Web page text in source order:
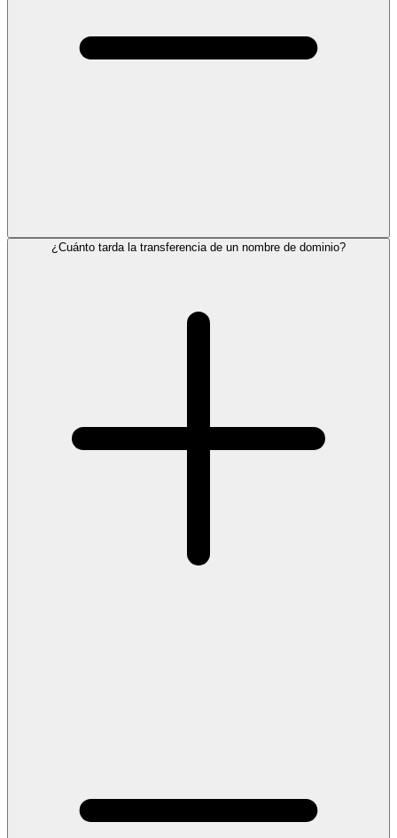
¿Cuánto tarda la transferencia de un nombre de dominio?